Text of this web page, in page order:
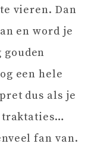
vieren. Dan
en word je
een hele
dus als je
traktaties…
fan van.